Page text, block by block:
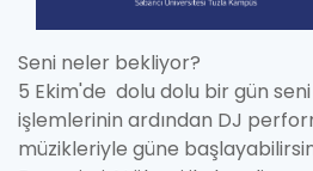
Seni neler bekliyor?
5 Ekim'de dolu dolu bir gün
işlemlerinin ardından DJ
müzikleriyle güne